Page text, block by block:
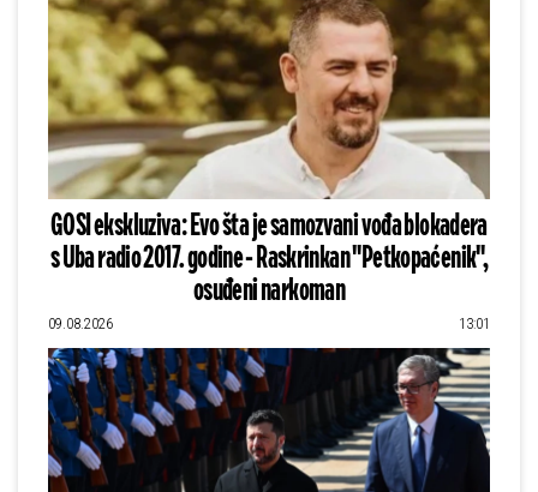
GOSI ekskluziva: Evo šta je samozvani vođa blokadera
s Uba radio 2017. godine - Raskrinkan "Petkopaćenik",
osuđeni narkoman
09.08.2026 13:01